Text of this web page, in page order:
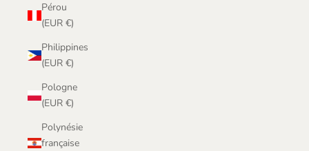
Pérou
(EUR €)
Philippines
(EUR €)
Pologne
(EUR €)
Polynésie
française